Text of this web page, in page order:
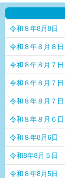
令和８年8月8日
令和８年８月８
令和８年８月７
令和８年８月７
令和８年８月７
令和８年８月６
令和８年8月6日
令和8年8月５日
令和８年8月5日